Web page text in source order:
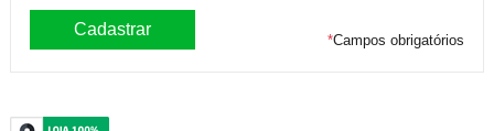
*Campos obrigatórios